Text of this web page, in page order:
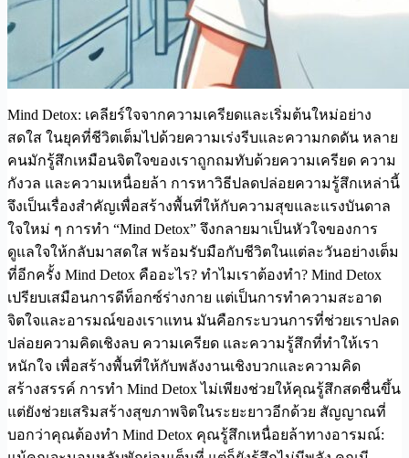
Mind Detox: เคลียร์ใจจากความเครียดและเริ่มต้นใหม่อย่าง
สดใส ในยุคที่ชีวิตเต็มไปด้วยความเร่งรีบและความกดดัน หลาย
คนมักรู้สึกเหมือนจิตใจของเราถูกถมทับด้วยความเครียด ความ
กังวล และความเหนื่อยล้า การหาวิธีปลดปล่อยความรู้สึกเหล่านี้
จึงเป็นเรื่องสำคัญเพื่อสร้างพื้นที่ให้กับความสุขและแรงบันดาล
ใจใหม่ ๆ การทำ “Mind Detox” จึงกลายมาเป็นหัวใจของการ
ดูแลใจให้กลับมาสดใส พร้อมรับมือกับชีวิตในแต่ละวันอย่างเต็ม
ที่อีกครั้ง Mind Detox คืออะไร? ทำไมเราต้องทำ? Mind Detox
เปรียบเสมือนการดีท็อกซ์ร่างกาย แต่เป็นการทำความสะอาด
จิตใจและอารมณ์ของเราแทน มันคือกระบวนการที่ช่วยเราปลด
ปล่อยความคิดเชิงลบ ความเครียด และความรู้สึกที่ทำให้เรา
หนักใจ เพื่อสร้างพื้นที่ให้กับพลังงานเชิงบวกและความคิด
สร้างสรรค์ การทำ Mind Detox ไม่เพียงช่วยให้คุณรู้สึกสดชื่นขึ้น
แต่ยังช่วยเสริมสร้างสุขภาพจิตในระยะยาวอีกด้วย สัญญาณที่
บอกว่าคุณต้องทำ Mind Detox คุณรู้สึกเหนื่อยล้าทางอารมณ์: